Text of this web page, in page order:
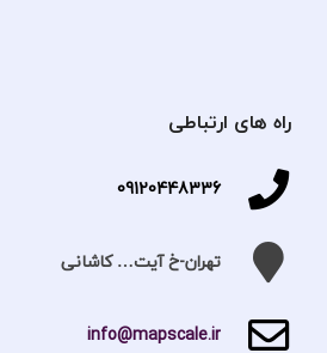
راه های ارتباطی
09120448336
تهران-خ آیت… کاشانی
info@mapscale.ir